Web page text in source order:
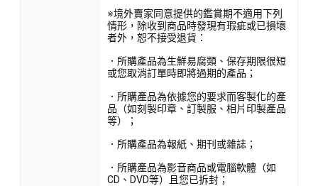
※境外賣家同意提供的鑑賞期不適用下列
情形，除收到商品時發現有瑕疵或已損壞
者外，恕不接受退貨：
．所購產品為生鮮易腐類、保存期限很短
或您取消訂單時即將過期的產品；
．所購產品為依據您的要求而客製化的產
品（如刻製印章、訂製服、相片印製產品
等）；
．所購產品為報紙、期刊或雜誌；
．所購產品為影音商品或電腦軟體（如
CD、DVD等）且您已拆封；